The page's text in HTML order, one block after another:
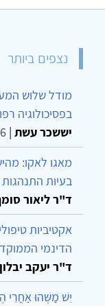
נצפים ביותר
מודל שלוש
בפסיכולוגיה
יששכר עשת |
מאגו לאקו:
בעיות התנהגות
ד"ר ליאור
אקטיביות
הדינמי הממוקד
ד"ר יעקב יבלון
יֵשׁ מַשֶּׁהוּ אַחֲרֵי